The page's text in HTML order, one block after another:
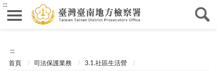
:::
:::
首頁 司法保護業務 3.1.社區生活營